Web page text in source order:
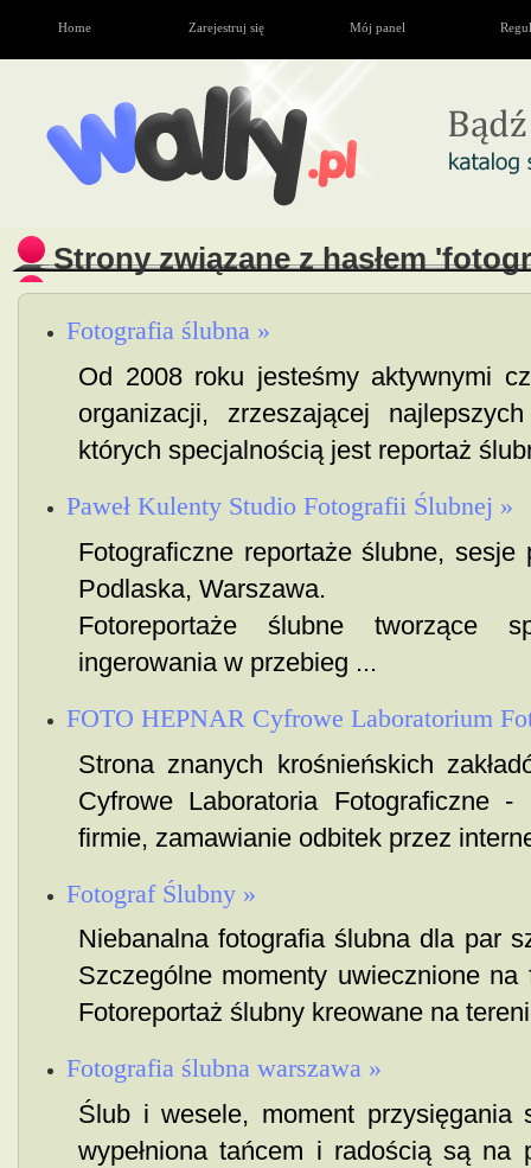
Home Zarejestruj się Mój panel
Strony związane z hasłem
Fotografia ślubna »
Od 2008 roku jesteśmy aktywnymi
organizacji, zrzeszającej
których specjalnością jest reportaż
Paweł Kulenty Studio Fotografii Ślubnej »
Fotograficzne reportaże ślubne,
Podlaska, Warszawa.
Fotoreportaże ślubne tworzące
ingerowania w przebieg ...
FOTO HEPNAR Cyfrowe Laboratorium
Strona znanych krośnieńskich
Cyfrowe Laboratoria Fotograficzne
firmie, zamawianie odbitek przez
Fotograf Ślubny »
Niebanalna fotografia ślubna dla par
Szczególne momenty uwiecznione
Fotoreportaż ślubny kreowane na
Fotografia ślubna warszawa »
Ślub i wesele, moment przysięgania
wypełniona tańcem i radością są